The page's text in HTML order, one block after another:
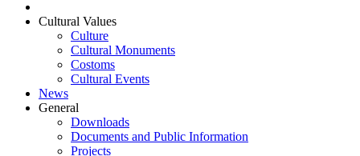
Cultural Values
Culture
Cultural Monuments
Costoms
Cultural Events
News
General
Downloads
Documents and Public Information
Projects